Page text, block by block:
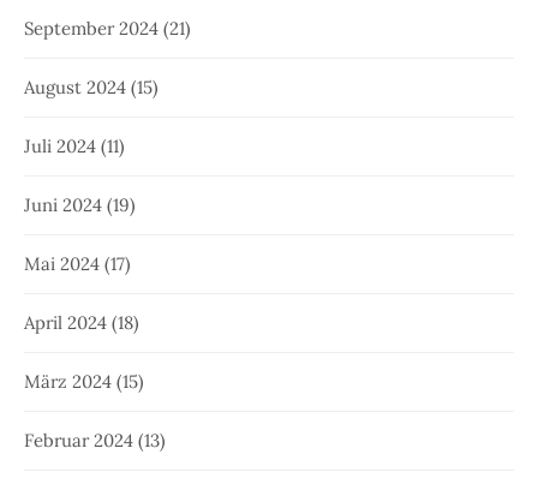
September 2024 (21)
August 2024 (15)
Juli 2024 (11)
Juni 2024 (19)
Mai 2024 (17)
April 2024 (18)
März 2024 (15)
Februar 2024 (13)